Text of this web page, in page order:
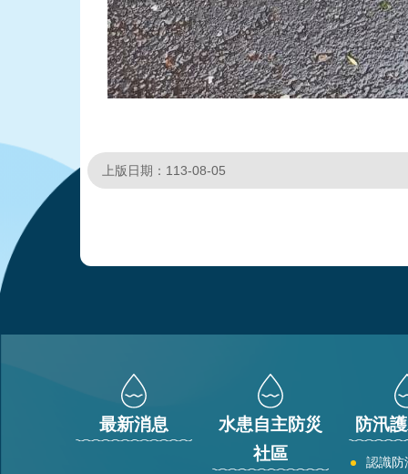
上版日期：113-08-05
最新消息
水患自主防災
社區
防汛
認識防